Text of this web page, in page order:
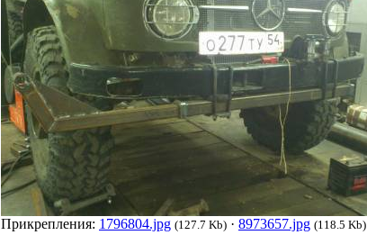
Прикрепления: 1796804.jpg (127.7 Kb) · 8973657.jpg (118.5 Kb)